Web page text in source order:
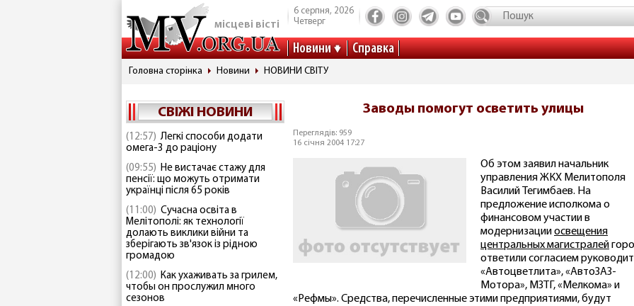
місцеві вісті
6 серпня, 2026
Четверг
Новини Справка
Головна сторінка Новини НОВИНИ СВІТУ
СВІЖІ НОВИНИ
(12:57) Легкі способи додати
омега-3 до раціону
(09:55) Не вистачає стажу для
пенсії: що можуть отримати
українці після 65 років
(11:00) Сучасна освіта в
Мелітополі: як технології
долають виклики війни та
зберігають зв'язок із рідною
громадою
(12:00) Как ухаживать за грилем,
чтобы он прослужил много
сезонов
Заводы помогут осветить улицы
Переглядів: 959
16 січня 2004 17:27
Об этом заявил начальник
управления ЖКХ Мелитополя
Василий Тегимбаев. На
предложение исполкома о
финансовом участии в
модернизацииосвещения
центральных магистралей
ответили согласием
«Автоцветлита», «АвтоЗАЗ-
Мотора», МЗТГ, «Мелкома» и
«Рефмы». Средства, перечисленные этими предприятиями, будут